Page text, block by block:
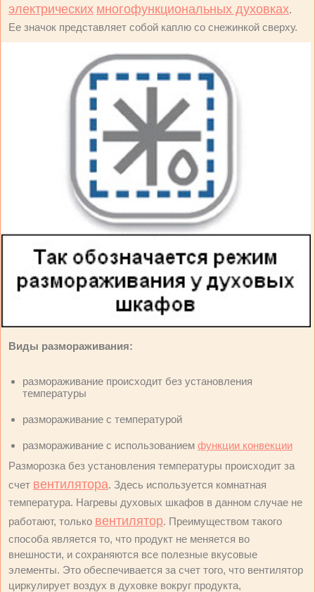
электрических многофункциональных духовках.
Ее значок представляет собой каплю со снежинкой сверху.
Виды размораживания:
размораживание происходит без установления
температуры
размораживание с температурой
размораживание с использованием функции конвекции
Разморозка без установления температуры происходит за
счет вентилятора. Здесь используется комнатная
температура. Нагревы духовых шкафов в данном случае не
работают, только вентилятор. Преимуществом такого
способа является то, что продукт не меняется во
внешности, и сохраняются все полезные вкусовые
элементы. Это обеспечивается за счет того, что вентилятор
циркулирует воздух в духовке вокруг продукта,